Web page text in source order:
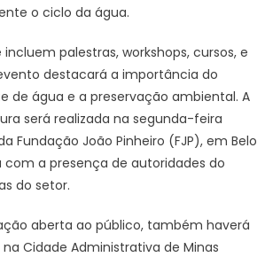
o ciclo da água.
palestras, workshops, cursos, e
destacará a importância do
de água e a preservação ambiental. A
será realizada na segunda-feira
Fundação João Pinheiro (FJP), em Belo
com a presença de autoridades do
do setor.
aberta ao público, também haverá
Cidade Administrativa de Minas